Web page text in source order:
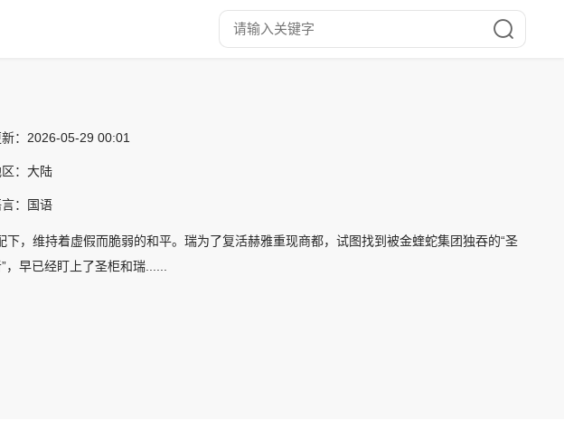
： 2026-05-29 00:01
： 大陆
： 国语
，维持着虚假而脆弱的和平。瑞为了复活赫雅重现商都，试图找到被金蝰蛇集团独吞的“圣
早已经盯上了圣柜和瑞......